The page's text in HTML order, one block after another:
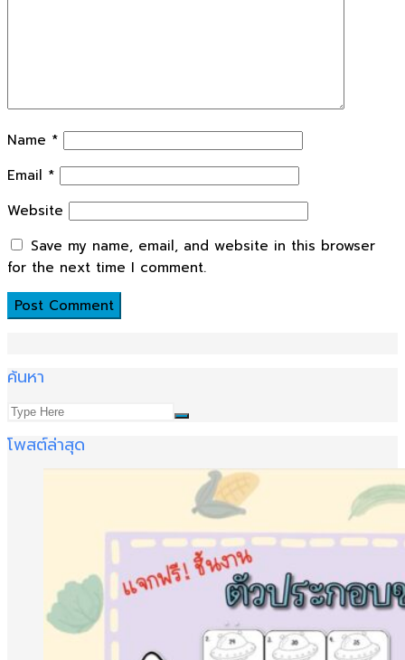
Name *
Email *
Website
Save my name, email, and website in this browser
for the next time I comment.
ค้นหา
โพสต์ล่าสุด